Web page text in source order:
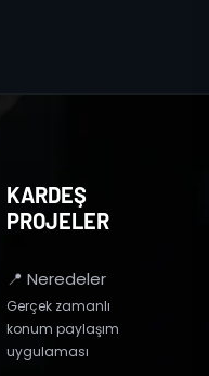
KARDEŞ
PROJELER
📍 Neredeler
Gerçek zamanlı
konum paylaşım
uygulaması